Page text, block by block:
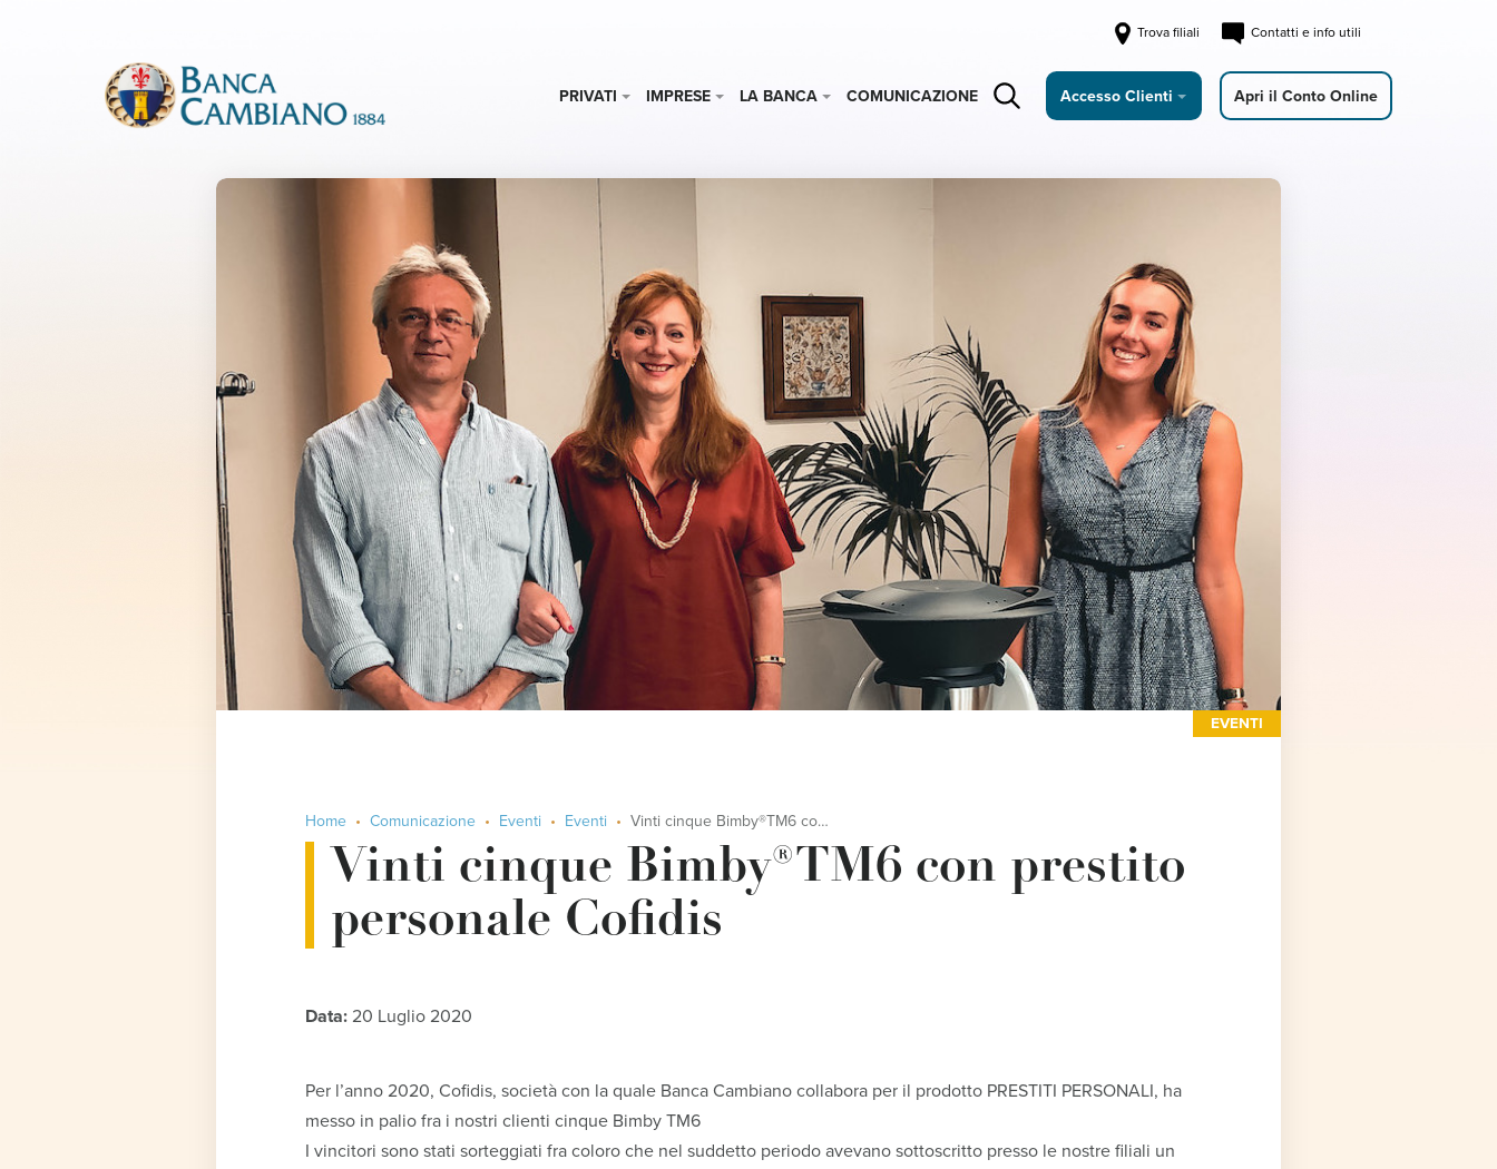
Trova filiali Contatti e info utili
PRIVATI IMPRESE LA BANCA COMUNICAZIONE Accesso Clienti Apri il Conto Online
Home Comunicazione Eventi Eventi Vinti cinque Bimby®TM6 con prestito personale Cofidis
Vinti cinque Bimby®TM6 con prestito
personale Cofidis
EVENTI
Data:20 Luglio 2020
Per l’anno 2020, Cofidis, società con la quale Banca Cambiano collabora per il prodotto PRESTITI PERSONALI, ha
messo in palio fra i nostri clienti cinque Bimby TM6
I vincitori sono stati sorteggiati fra coloro che nel suddetto periodo avevano sottoscritto presso le nostre filiali un